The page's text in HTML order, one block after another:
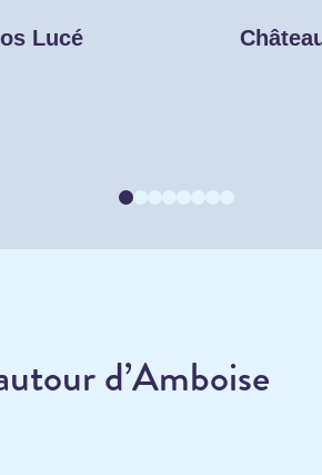
Lucé
d’Amboise